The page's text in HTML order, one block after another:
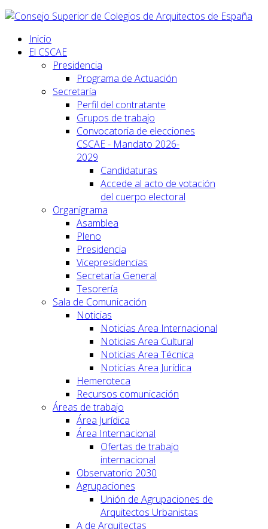
Inicio
El CSCAE
Presidencia
Programa de Actuación
Secretaría
Perfil del contratante
Grupos de trabajo
Convocatoria de elecciones
CSCAE - Mandato 2026-
2029
Candidaturas
Accede al acto de votación
del cuerpo electoral
Organigrama
Asamblea
Pleno
Presidencia
Vicepresidencias
Secretaría General
Tesorería
Sala de Comunicación
Noticias
Noticias Area Internacional
Noticias Area Cultural
Noticias Area Técnica
Noticias Area Jurídica
Hemeroteca
Recursos comunicación
Áreas de trabajo
Área Jurídica
Área Internacional
Ofertas de trabajo
internacional
Observatorio 2030
Agrupaciones
Unión de Agrupaciones de
Arquitectos Urbanistas
A de Arquitectas